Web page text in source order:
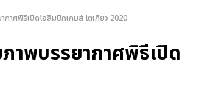
กาศพิธีเปิดโอลิมปิกเกมส์ โตเกียว 2020
าพบรรยากาศพิธีเปิด